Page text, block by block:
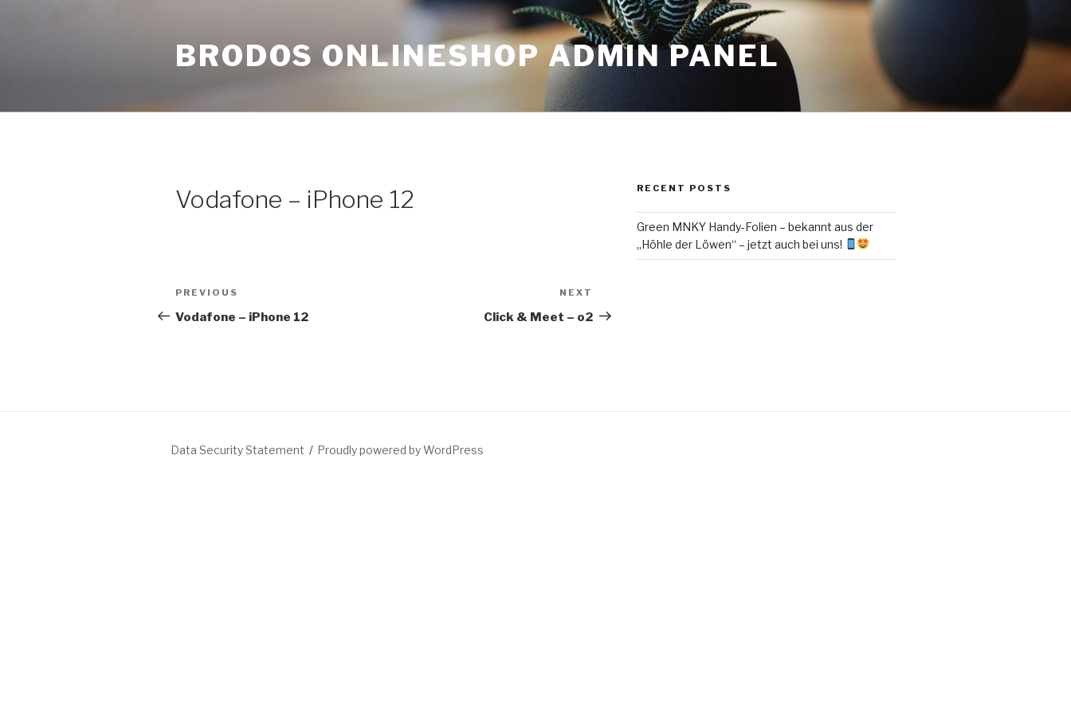
BRODOS ONLINESHOP ADMIN PANEL
Vodafone – iPhone 12
Post
navigation
Previous
Post
PREVIOUS
Vodafone – iPhone 12
Post
NEXT
Click & Meet – o2
RECENT POSTS
Green MNKY Handy-Folien – bekannt aus der
„Höhle der Löwen“ – jetzt auch bei uns!
Data Security Statement Proudly powered by WordPress